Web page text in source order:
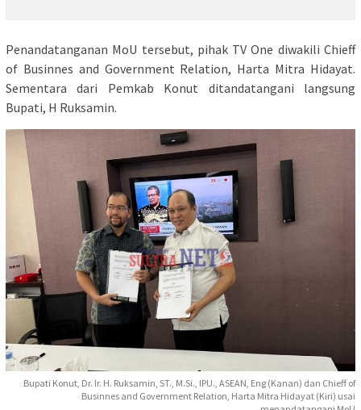
Penandatanganan MoU tersebut, pihak TV One diwakili Chieff
of Businnes and Government Relation, Harta Mitra Hidayat.
Sementara dari Pemkab Konut ditandatangani langsung
Bupati, H Ruksamin.
Bupati Konut, Dr. Ir. H. Ruksamin, ST., M.Si., IPU., ASEAN, Eng (Kanan) dan Chieff of
Businnes and Government Relation, Harta Mitra Hidayat (Kiri) usai